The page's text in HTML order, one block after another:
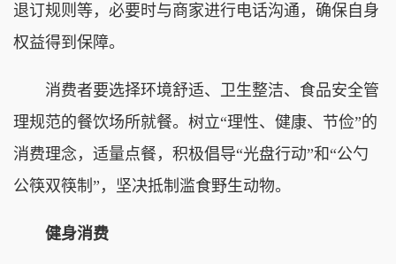
退订规则等，必要时与商家进行电话沟通，确保自身
权益得到保障。
消费者要选择环境舒适、卫生整洁、食品安全管
理规范的餐饮场所就餐。树立“理性、健康、节俭”的
消费理念，适量点餐，积极倡导“光盘行动”和“公勺
公筷双筷制”，坚决抵制滥食野生动物。
健身消费